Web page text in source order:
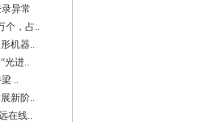
异常
个，占..
机器..
光进..
..
新阶..
在线..